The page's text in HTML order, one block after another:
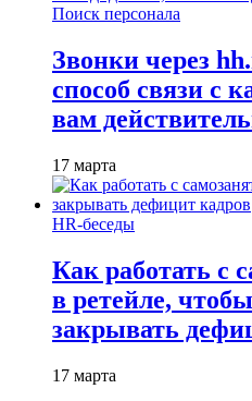
Поиск персонала
Звонки через
способ связи с
вам
17 марта
HR-беседы
Как работать с
в ретейле,
закрывать
17 марта